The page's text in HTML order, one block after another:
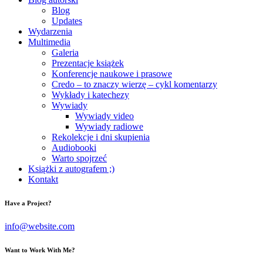
Blog
Updates
Wydarzenia
Multimedia
Galeria
Prezentacje książek
Konferencje naukowe i prasowe
Credo – to znaczy wierzę – cykl komentarzy
Wykłady i katechezy
Wywiady
Wywiady video
Wywiady radiowe
Rekolekcje i dni skupienia
Audiobooki
Warto spojrzeć
Książki z autografem ;)
Kontakt
Have a Project?
info@website.com
Want to Work With Me?